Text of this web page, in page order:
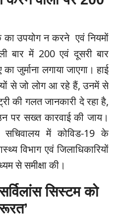
का उपयोग न करने एवं नियमों
बार में 200 एवं दूसरी बार
जुर्माना लगाया जाएगा। हाई
से जो लोग आ रहे हैं, उनमें से
की गलत जानकारी दे रहा है,
पर सख्त कारवाई की जाय।
सचिवालय में कोविड-19 के
विभाग एवं जिलाधिकारियों
से समीक्षा की।
सिस्टम को